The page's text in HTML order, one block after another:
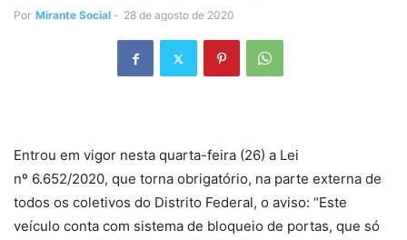
Por Mirante Social - 28 de agosto de 2020
Entrou em vigor nesta quarta-feira (26) a Lei
nº 6.652/2020, que torna obrigatório, na parte externa de
todos os coletivos do Distrito Federal, o aviso: “Este
veículo conta com sistema de bloqueio de portas, que só